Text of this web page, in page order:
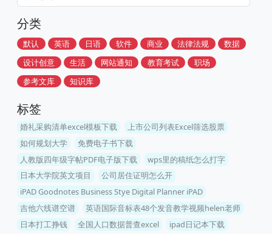
分类
默认 英语 日语 软件 商业 法律法规
数据
设计创意
生活 网站通知 教育考试
职场
参考文库
知识库
标签
婚礼采购清单excel模板下载
上市公司列表Excel筛选股票
如何规划大学
免费电子书下载
人教版四年级字帖PDF电子版下载
wps里的稿纸怎么打字
日本大学院英文项目
公司居住证明怎么开
iPAD Goodnotes Business Stye Digital Planner iPAD
吉他六线谱空谱
英语国际音标表48个发音教学视频helen老师
日本打工挣钱
全国人口数据普查excel
ipad日记本下载